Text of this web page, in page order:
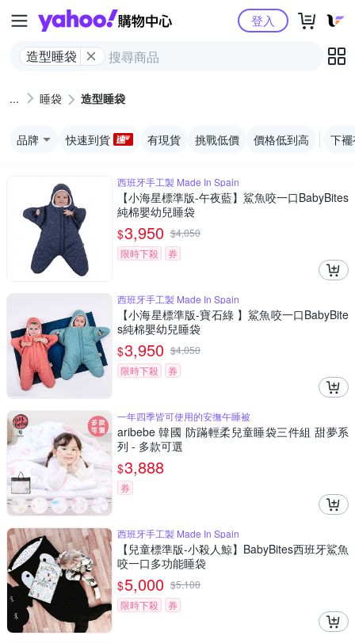
Yahoo購物中心
造型睡袋
登入
睡袋 造型睡袋
品牌 快速到貨 有現貨 挑戰低價 價格低到高 下
西班牙手工製 Made In Spain
【小海星標準版-午夜藍】鯊魚咬一口BabyBites
純棉嬰幼兒睡袋
$3,950 $4,050
限時下殺
券
西班牙手工製 Made In Spain
【小海星標準版-寶石綠 】鯊魚咬一口BabyBite
s純棉嬰幼兒睡袋
$3,950 $4,050
限時下殺
券
一年四季皆可使用的安撫午睡被
aribebe 韓國 防蹣輕柔兒童睡袋三件組 甜夢系
列 - 多款可選
$3,888
券
西班牙手工製 Made In Spain
【兒童標準版-小殺人鯨】BabyBites西班牙鯊魚
咬一口多功能睡袋
$5,000 $5,100
限時下殺
券